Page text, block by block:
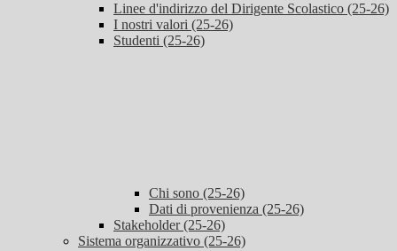
Linee d'indirizzo del Dirigente Scolastico (25-26)
I nostri valori (25-26)
Studenti (25-26)
Chi sono (25-26)
Dati di provenienza (25-26)
Stakeholder (25-26)
Sistema organizzativo (25-26)